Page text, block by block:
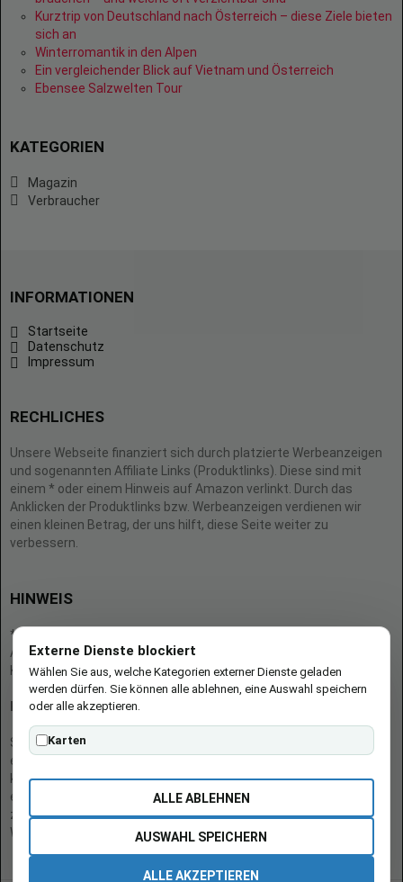
Kurztrip von Deutschland nach Österreich – diese Ziele bieten
sich an
Winterromantik in den Alpen
Ein vergleichender Blick auf Vietnam und Österreich
Ebensee Salzwelten Tour
KATEGORIEN
Magazin
Verbraucher
INFORMATIONEN
Startseite
Datenschutz
Impressum
RECHLICHES
Unsere Webseite finanziert sich durch platzierte Werbeanzeigen
und sogenannten Affiliate Links (Produktlinks). Diese sind mit
einem * oder einem Hinweis auf Amazon verlinkt. Durch das
Anklicken der Produktlinks bzw. Werbeanzeigen verdienen wir
einen kleinen Betrag, der uns hilft, diese Seite weiter zu
verbessern.
HINWEIS
* = Afilliate-Link (=Werbung)
Als Amazon-Partner verdient der Seitenbetreiber an qualifizierten
Käufen.
Hinweis zu Preisen und Verfügbarkeiten
Sofern Produktpreise und Verfügbarkeiten angezeigt werden,
entsprechen diese dem angegebenen Stand (Datum/Uhrzeit) und
können sich auf der verlinkten Seite jederzeit ändern. Für den Kauf
eines Produkts gelten die Angaben zu Preis und Verfügbarkeit, die
zum Kaufzeitpunkt [auf der/den maßgeblichen Amazon-
Website(s)] angezeigt werden.
Externe Dienste blockiert
Wählen Sie aus, welche Kategorien externer Dienste geladen
werden dürfen. Sie können alle ablehnen, eine Auswahl speichern
oder alle akzeptieren.
Karten
ALLE ABLEHNEN
AUSWAHL SPEICHERN
ALLE AKZEPTIEREN